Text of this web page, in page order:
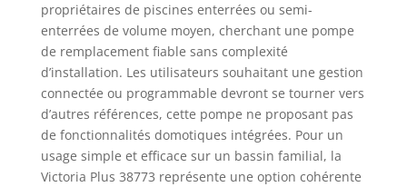
supérieure et
durable. Toutes
les pièces
métalliques en
contact avec l'eau
sont fabriquées
en acier
inoxydable AISI-
316 pour garantir
propriétaires de piscines enterrées ou semi-
enterrées de volume moyen, cherchant une pompe
de remplacement fiable sans complexité
d’installation. Les utilisateurs souhaitant une gestion
connectée ou programmable devront se tourner vers
d’autres références, cette pompe ne proposant pas
de fonctionnalités domotiques intégrées. Pour un
usage simple et efficace sur un bassin familial, la
Victoria Plus 38773 représente une option cohérente